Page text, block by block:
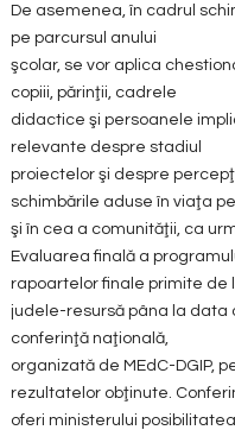
De asemenea, în cadrul
pe parcursul anului
şcolar, se vor aplica
copiii, părinţii, cadrele
didactice şi persoanele
relevante despre stadiul
proiectelor şi despre
schimbările aduse în viaţa
şi în cea a comunităţii, ca
Evaluarea finală a
rapoartelor finale primite de
judele-resursă pâna la data
conferinţă naţională,
organizată de MEdC-DGIP,
rezultatelor obţinute.
oferi ministerului